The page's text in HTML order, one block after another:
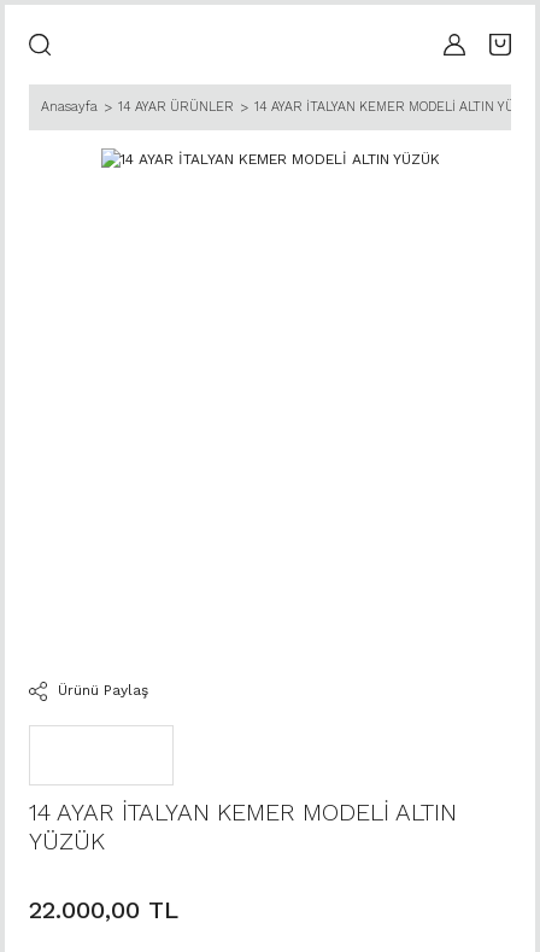
Anasayfa 14 AYAR ÜRÜNLER 14 AYAR İTALYAN KEMER MODELİ ALTIN YÜZÜK
Ürünü Paylaş
14 AYAR İTALYAN KEMER MODELİ ALTIN
YÜZÜK
22.000,00 TL